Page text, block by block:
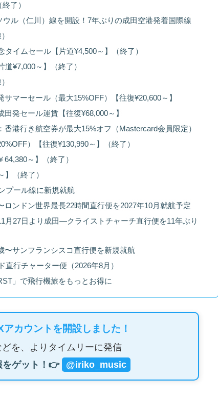
了）
ウル（仁川）線を開設！7年ぶりの成田空港発着国際線
イムセール【片道¥4,500～】（終了）
¥7,000～】（終了）
マーセール（最大15%OFF）【往復¥20,600～】
発セール運賃【往復¥68,000～】
香港行き航空券が最大15%オフ（Mastercard会員限定）
）【往復¥130,990～】（終了）
～】（終了）
（終了）
プール線に新規就航
ロンドン世界最長22時間直行便を2027年10月就航予定
月27日より成田―クライストチャーチ直行便を11年ぶり
〜サンフランシスコ直行便を新規就航
直行チャーター便（2026年8月）
」で飛行機旅をもっとお得に
カウントを開設しました！
を、よりタイムリーに発信
をゲット！👉
@iriko_music